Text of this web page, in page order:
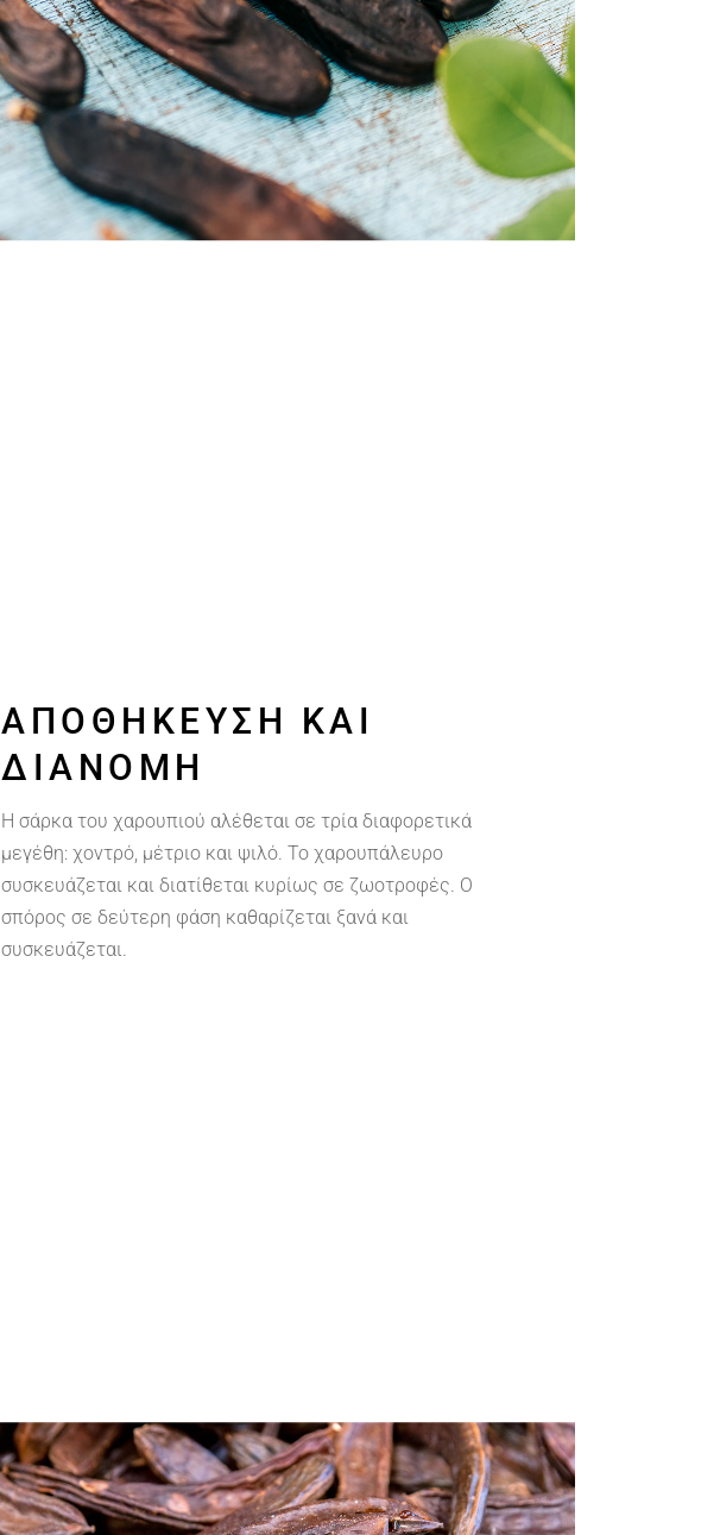
ΑΠΟΘΉΚΕΥΣΗ ΚΑΙ
ΔΙΑΝΟΜΗ
Η σάρκα του χαρουπιού αλέθεται σε τρία διαφορετικά
μεγέθη: χοντρό, μέτριο και ψιλό. Το χαρουπάλευρο
συσκευάζεται και διατίθεται κυρίως σε ζωοτροφές. Ο
σπόρος σε δεύτερη φάση καθαρίζεται ξανά και
συσκευάζεται.